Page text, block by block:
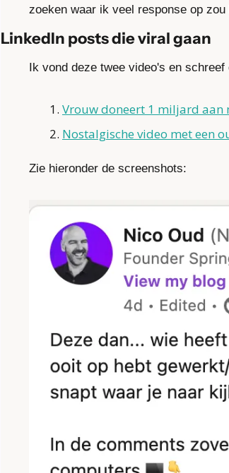
zoeken waar ik veel response op
LinkedIn posts die viral gaan
Ik vond deze twee video's en
Vrouw doneert 1 miljard aan
Nostalgische video met een
Zie hieronder de screenshots: